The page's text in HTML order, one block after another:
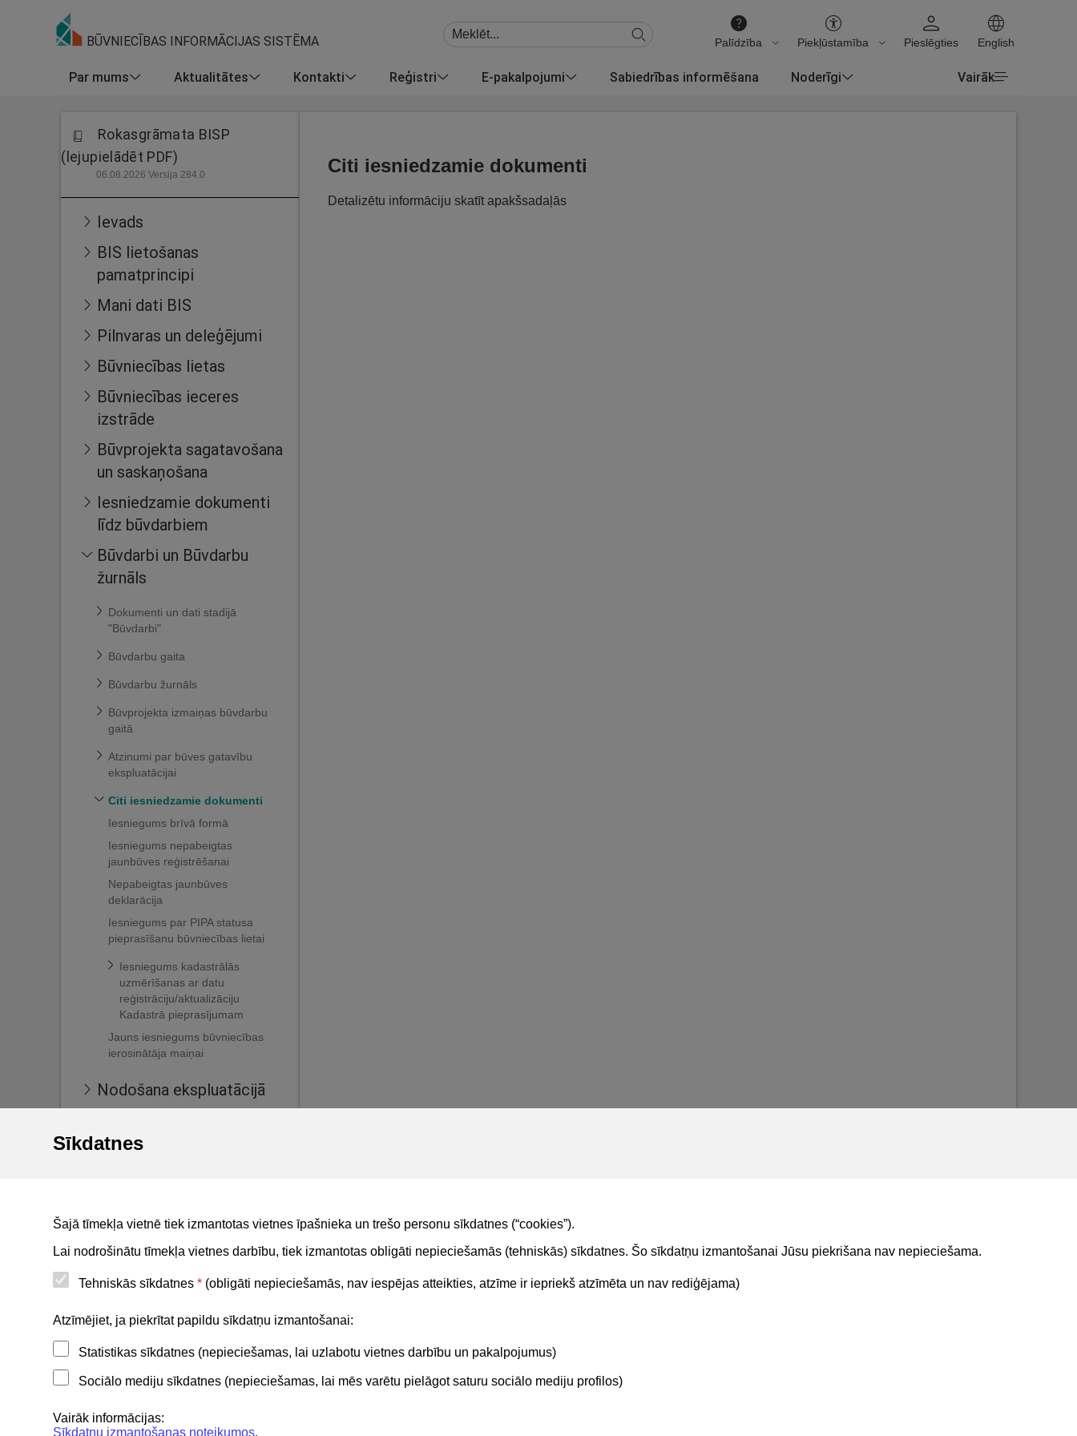
BŪVNIECĪBAS INFORMĀCIJAS SISTĒMA Palīdzība Piekļūstamība Pieslēgties English
Par mums Aktualitātes Kontakti Reģistri E-pakalpojumi Sabiedrības informēšana Noderīgi Vairāk
Sīkdatnes
Šajā tīmekļa vietnē tiek izmantotas vietnes īpašnieka un trešo personu sīkdatnes (“cookies”).
Lai nodrošinātu tīmekļa vietnes darbību, tiek izmantotas obligāti nepieciešamās (tehniskās) sīkdatnes. Šo sīkdatņu izmantošanai Jūsu piekrišana nav nepieciešama.
Tehniskās sīkdatnes * (obligāti nepieciešamās, nav iespējas atteikties, atzīme ir iepriekš atzīmēta un nav rediģējama)
Atzīmējiet, ja piekrītat papildu sīkdatņu izmantošanai:
Statistikas sīkdatnes (nepieciešamas, lai uzlabotu vietnes darbību un pakalpojumus)
Sociālo mediju sīkdatnes (nepieciešamas, lai mēs varētu pielāgot saturu sociālo mediju profilos)
Vairāk informācijas:
Sīkdatņu izmantošanas noteikumos.
Rokasgrāmata BISP
(lejupielādēt PDF)
06.08.2026 Versija 284.0
Ievads
BIS lietošanas
pamatprincipi
Mani dati BIS
Pilnvaras un deleģējumi
Būvniecības lietas
Būvniecības ieceres
izstrāde
Būvprojekta sagatavošana
un saskaņošana
Iesniedzamie dokumenti
līdz būvdarbiem
Būvdarbi un Būvdarbu
žurnāls
Dokumenti un dati stadijā
"Būvdarbi"
Būvdarbu gaita
Būvdarbu žurnāls
Būvprojekta izmaiņas būvdarbu
gaitā
Atzinumi par būves gatavību
ekspluatācijai
Citi iesniedzamie dokumenti
Iesniegums brīvā formā
Iesniegums nepabeigtas
jaunbūves reģistrēšanai
Nepabeigtas jaunbūves
deklarācija
Iesniegums par PIPA statusa
pieprasīšanu būvniecības lietai
Iesniegums kadastrālās
uzmērīšanas ar datu
reģistrāciju/aktualizāciju
Kadastrā pieprasījumam
Jauns iesniegums būvniecības
ierosinātāja maiņai
Nodošana ekspluatācijā
Māju lietas
For non-residents
Citi iesniedzamie dokumenti
Detalizētu informāciju skatīt apakšsadaļās
Noderīgi
Privātuma politika
BIS lietošanas noteikumi
BIS atbalsta dienesta tālrunis: